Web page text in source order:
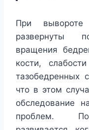
При
развернуты
вращения
кости,
тазобедренных
что в этом
обследование
проблем.